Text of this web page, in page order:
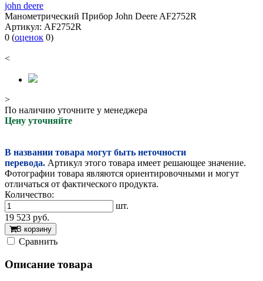
john deere
Манометрический Прибор John Deere AF2752R
Артикул: AF2752R
0 (оценок 0)
<
>
По наличию уточните у менеджера
Цену уточняйте
В названии товара могут быть неточности
перевода. Артикул этого товара имеет решающее значение.
Фотографии товара являются ориентировочными и могут
отличаться от фактического продукта.
Количество:
шт.
19 523 руб.
В корзину
Cравнить
Описание товара